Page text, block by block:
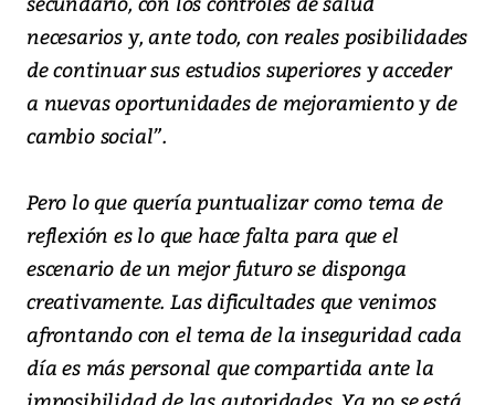
necesarios y, ante todo, con reales posibilidades
de continuar sus estudios superiores y acceder
a nuevas oportunidades de mejoramiento y de
cambio social”.
Pero lo que quería puntualizar como tema de
reflexión es lo que hace falta para que el
escenario de un mejor futuro se disponga
creativamente. Las dificultades que venimos
afrontando con el tema de la inseguridad cada
día es más personal que compartida ante la